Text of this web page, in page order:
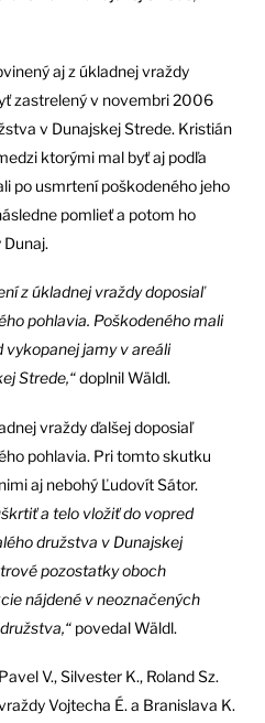
aj z úkladnej vraždy
zastrelený v novembri 2006
v Dunajskej Strede. Kristián
ktorými mal byť aj podľa
po usmrtení poškodeného jeho
pomlieť a potom ho
z úkladnej vraždy doposiaľ
pohlavia. Poškodeného mali
jamy v areáli
Strede,“doplnil Wäldl.
vraždy ďalšej doposiaľ
pohlavia. Pri tomto skutku
aj nebohý Ľudovít Sátor.
a telo vložiť do vopred
družstva v Dunajskej
pozostatky oboch
nájdené v neoznačených
povedal Wäldl.
V., Silvester K., Roland Sz.
Vojtecha É. a Branislava K.